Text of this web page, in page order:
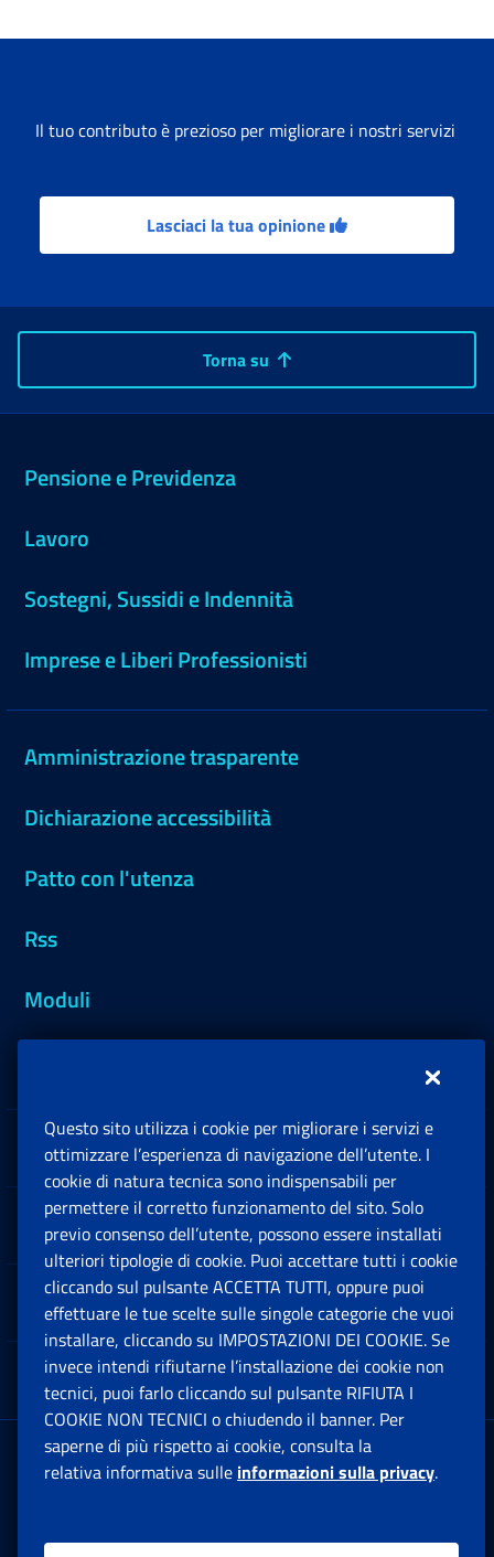
Il tuo contributo è prezioso per migliorare i nostri servizi
Lasciaci la tua opinione
Torna su
Pensione e Previdenza
Lavoro
Sostegni, Sussidi e Indennità
Imprese e Liberi Professionisti
Amministrazione trasparente
Dichiarazione accessibilità
Patto con l'utenza
Rss
Moduli
Sedi e Contatti
Software
Note Legali
App mobile
Sede Legale : Via Ciro il Grande, 21
00144 Roma
Questo sito utilizza i cookie per migliorare i servizi e
ottimizzare l’esperienza di navigazione dell’utente. I
cookie di natura tecnica sono indispensabili per
permettere il corretto funzionamento del sito. Solo
previo consenso dell’utente, possono essere installati
ulteriori tipologie di cookie. Puoi accettare tutti i cookie
cliccando sul pulsante ACCETTA TUTTI, oppure puoi
effettuare le tue scelte sulle singole categorie che vuoi
installare, cliccando su IMPOSTAZIONI DEI COOKIE. Se
invece intendi rifiutarne l’installazione dei cookie non
tecnici, puoi farlo cliccando sul pulsante RIFIUTA I
COOKIE NON TECNICI o chiudendo il banner. Per
saperne di più rispetto ai cookie, consulta la
relativa informativa sulle informazioni sulla privacy.